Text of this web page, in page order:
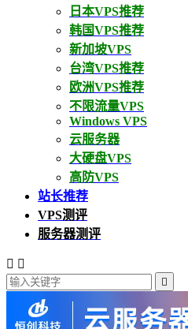
日本VPS推荐
韩国VPS推荐
新加坡VPS
台湾VPS推荐
欧洲VPS推荐
不限流量VPS
Windows VPS
云服务器
大硬盘VPS
高防VPS
站长推荐
VPS测评
服务器测评
 
